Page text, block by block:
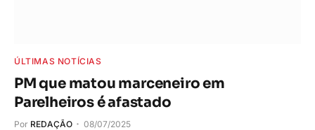
ÚLTIMAS NOTÍCIAS
PM que matou marceneiro em
Parelheiros é afastado
Por REDAÇÃO 08/07/2025